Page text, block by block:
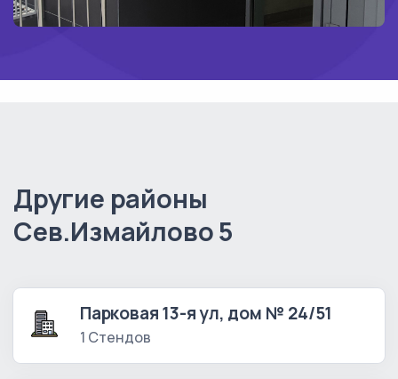
Другие районы
Сев.Измайлово 5
Парковая 13-я ул, дом № 24/51
1 Стендов